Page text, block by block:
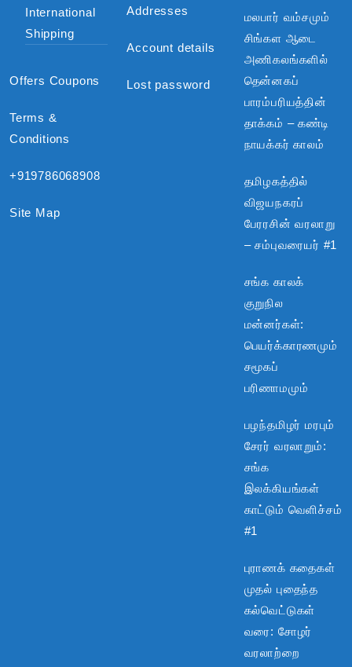
International
Shipping
Offers Coupons
Terms &
Conditions
+919786068908
Site Map
Addresses
Account details
Lost password
மலபார் வம்சமும்
சிங்கள ஆடை
அணிகலங்களில்
தென்னகப்
பாரம்பரியத்தின்
தாக்கம் – கண்டி
நாயக்கர் காலம்
தமிழகத்தில்
விஜயநகரப்
பேரரசின் வரலாறு
– சம்புவரையர் #1
சங்க காலக்
குறுநில
மன்னர்கள்:
பெயர்க்காரணமும்
சமூகப்
பரிணாமமும்
பழந்தமிழர் மரபும்
சேரர் வரலாறும்:
சங்க
இலக்கியங்கள்
காட்டும் வெளிச்சம்
#1
புராணக் கதைகள்
முதல் புதைந்த
கல்வெட்டுகள்
வரை: சோழர்
வரலாற்றை